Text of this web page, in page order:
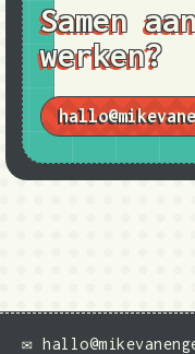
Samen
werken?
✉